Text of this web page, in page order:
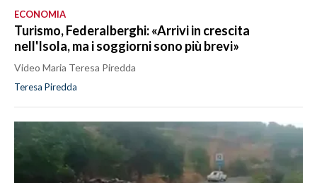
ECONOMIA
Turismo, Federalberghi: «Arrivi in crescita
nell'Isola, ma i soggiorni sono più brevi»
Video Maria Teresa Piredda
Teresa Piredda